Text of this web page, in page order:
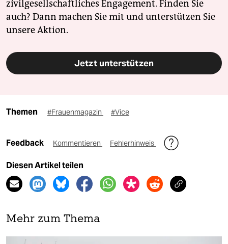
zivilgesellschaftliches Engagement. Finden Sie
auch? Dann machen Sie mit und unterstützen Sie
unsere Aktion.
Jetzt unterstützen
Themen #Frauenmagazin #Vice
Feedback Kommentieren Fehlerhinweis
Diesen Artikel teilen
Mehr zum Thema